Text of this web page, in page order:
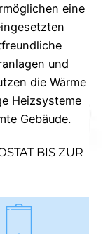
eine
und
die Wärme
Heizsysteme
Gebäude.
BIS ZUR